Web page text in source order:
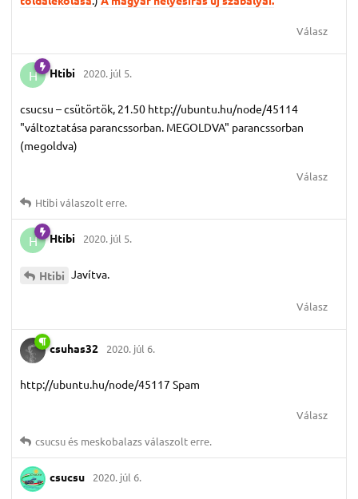
Válasz
H Htibi 2020. júl 5.
csucsu – csütörtök, 21.50 http://ubuntu.hu/node/45114
"változtatása parancssorban. MEGOLDVA" parancssorban
(megoldva)
Válasz
Htibiválaszolt erre.
H Htibi 2020. júl 5.
Htibi Javítva.
Válasz
csuhas32 2020. júl 6.
http://ubuntu.hu/node/45117 Spam
Válasz
csucsués meskobalazsválaszolt erre.
csucsu 2020. júl 6.